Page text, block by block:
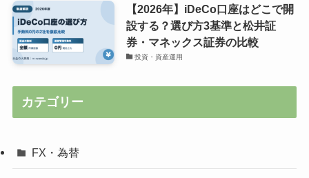
【2026年】iDeCo口座はどこで開
設する？選び方3基準と松井証
券・マネックス証券の比較
投資・資産運用
カテゴリー
FX・為替